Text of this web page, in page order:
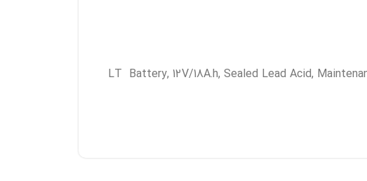
LT Battery, 12V/18A.h, Sealed Lead Acid,